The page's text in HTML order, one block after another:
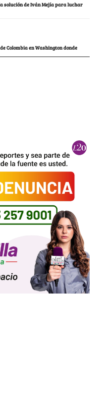
solución de Iván Mejía para luchar
Colombia en Washington donde